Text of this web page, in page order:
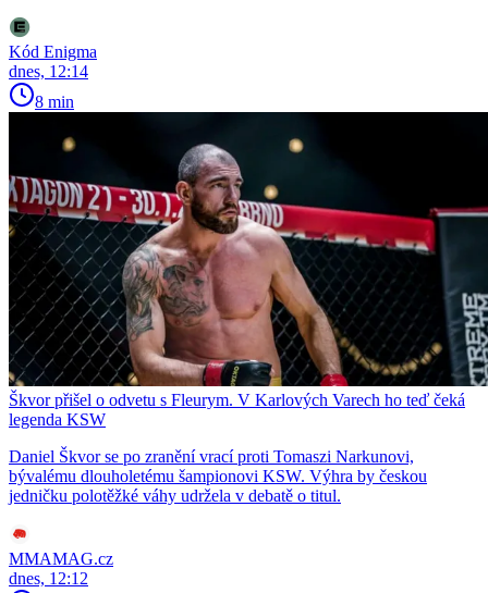
Kód Enigma
dnes, 12:14
8 min
Škvor přišel o odvetu s Fleurym. V Karlových Varech ho teď čeká
legenda KSW
Daniel Škvor se po zranění vrací proti Tomaszi Narkunovi,
bývalému dlouholetému šampionovi KSW. Výhra by českou
jedničku polotěžké váhy udržela v debatě o titul.
MMAMAG.cz
dnes, 12:12